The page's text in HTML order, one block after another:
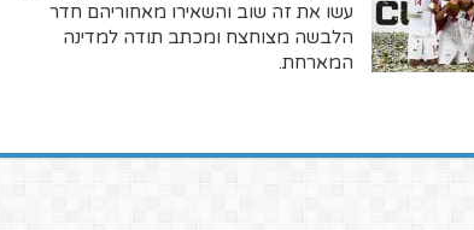
עשו את זה שוב והשאירו מאחוריהם חדר
הלבשה מצוחצח ומכתב תודה למדינה
המארחת.